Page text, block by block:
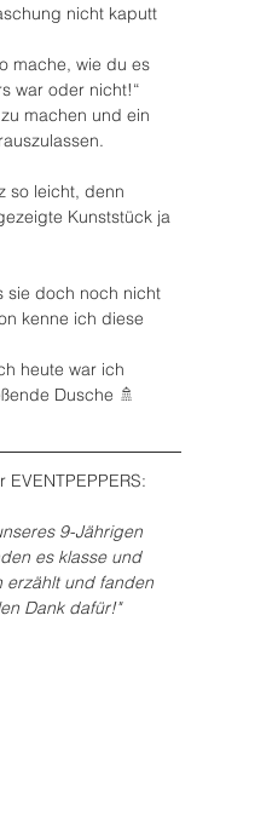
nicht kaputt
mache, wie du es
war oder nicht!“
machen und ein
so leicht, denn
Kunststück ja
sie doch noch nicht
kenne ich diese
heute war ich
Dusche 🚿
EVENTPEPPERS:
9-Jährigen
es klasse und
erzählt und fanden
Dank dafür!"